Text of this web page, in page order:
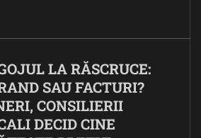
LA RĂSCRUCE:
SAU FACTURI?
CONSILIERII
DECID CINE